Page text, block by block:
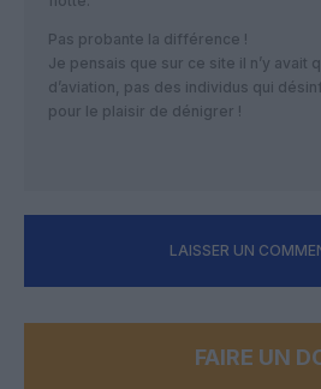
Pas probante la différence !
Je pensais que sur ce site il n’y avait
d’aviation, pas des individus qui
pour le plaisir de dénigrer !
LAISSER UN
FAIRE UN